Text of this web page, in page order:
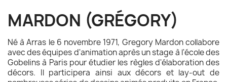
MARDON (GRÉGORY)
Né à Arras le 6 novembre 1971, Gregory Mardon collabore
avec des équipes d'animation après un stage à l'école des
Gobelins à Paris pour étudier les règles d'élaboration des
décors. Il participera ainsi aux décors et lay-out de